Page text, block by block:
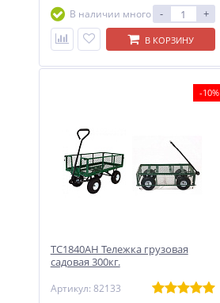
В наличии много
- +
В КОРЗИНУ
-10%
ТС1840АН Тележка грузовая
садовая 300кг.
Артикул: 82133